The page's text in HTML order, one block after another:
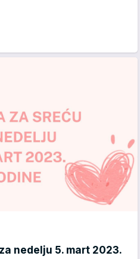
nedelju 5. mart 2023.